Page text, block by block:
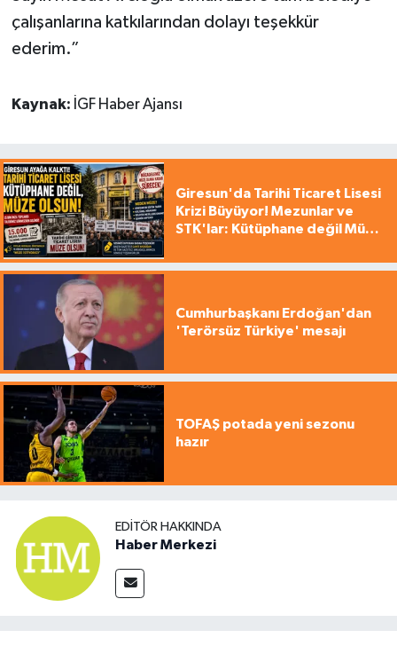
çalışanlarına katkılarından dolayı teşekkür
ederim.”
Kaynak: İGF Haber Ajansı
Giresun'da Tarihi Ticaret Lisesi
Krizi Büyüyor! Mezunlar ve
STK'lar: Kütüphane değil Müze
Cumhurbaşkanı Erdoğan'dan
'Terörsüz Türkiye' mesajı
TOFAŞ potada yeni sezonu
hazır
EDITÖR HAKKINDA
Haber Merkezi